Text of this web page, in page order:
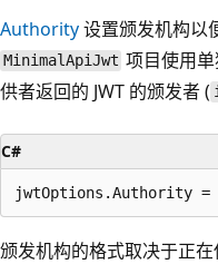
Authority设置颁发机构以
MinimalApiJwt 项目使用
供者返回的 JWT 的颁发者 (
C#
颁发机构的格式取决于正